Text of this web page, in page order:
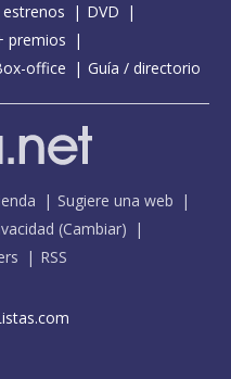
DVD
premios
office Guía / directorio
Sugiere una web
(Cambiar)
RSS